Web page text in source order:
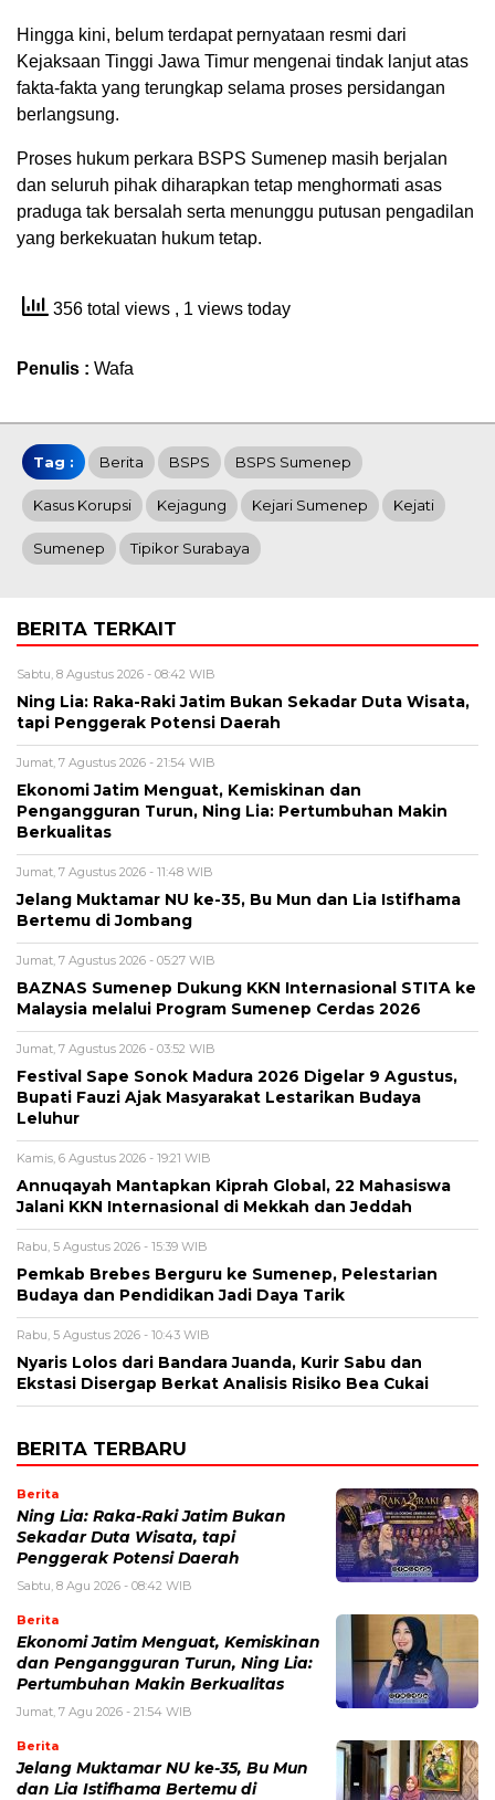
Hingga kini, belum terdapat pernyataan resmi dari
Kejaksaan Tinggi Jawa Timur mengenai tindak lanjut atas
fakta-fakta yang terungkap selama proses persidangan
berlangsung.
Proses hukum perkara BSPS Sumenep masih berjalan
dan seluruh pihak diharapkan tetap menghormati asas
praduga tak bersalah serta menunggu putusan pengadilan
yang berkekuatan hukum tetap.
356 total views , 1 views today
Penulis : Wafa
Tag : Berita BSPS BSPS Sumenep
Kasus Korupsi Kejagung Kejari Sumenep Kejati
Sumenep Tipikor Surabaya
BERITA TERKAIT
Sabtu, 8 Agustus 2026 - 08:42 WIB
Ning Lia: Raka-Raki Jatim Bukan Sekadar Duta Wisata,
tapi Penggerak Potensi Daerah
Jumat, 7 Agustus 2026 - 21:54 WIB
Ekonomi Jatim Menguat, Kemiskinan dan
Pengangguran Turun, Ning Lia: Pertumbuhan Makin
Berkualitas
Jumat, 7 Agustus 2026 - 11:48 WIB
Jelang Muktamar NU ke-35, Bu Mun dan Lia Istifhama
Bertemu di Jombang
Jumat, 7 Agustus 2026 - 05:27 WIB
BAZNAS Sumenep Dukung KKN Internasional STITA ke
Malaysia melalui Program Sumenep Cerdas 2026
Jumat, 7 Agustus 2026 - 03:52 WIB
Festival Sape Sonok Madura 2026 Digelar 9 Agustus,
Bupati Fauzi Ajak Masyarakat Lestarikan Budaya
Leluhur
Kamis, 6 Agustus 2026 - 19:21 WIB
Annuqayah Mantapkan Kiprah Global, 22 Mahasiswa
Jalani KKN Internasional di Mekkah dan Jeddah
Rabu, 5 Agustus 2026 - 15:39 WIB
Pemkab Brebes Berguru ke Sumenep, Pelestarian
Budaya dan Pendidikan Jadi Daya Tarik
Rabu, 5 Agustus 2026 - 10:43 WIB
Nyaris Lolos dari Bandara Juanda, Kurir Sabu dan
Ekstasi Disergap Berkat Analisis Risiko Bea Cukai
BERITA TERBARU
Berita
Ning Lia: Raka-Raki Jatim Bukan
Sekadar Duta Wisata, tapi
Penggerak Potensi Daerah
Sabtu, 8 Agu 2026 - 08:42 WIB
Berita
Ekonomi Jatim Menguat, Kemiskinan
dan Pengangguran Turun, Ning Lia:
Pertumbuhan Makin Berkualitas
Jumat, 7 Agu 2026 - 21:54 WIB
Berita
Jelang Muktamar NU ke-35, Bu Mun
dan Lia Istifhama Bertemu di